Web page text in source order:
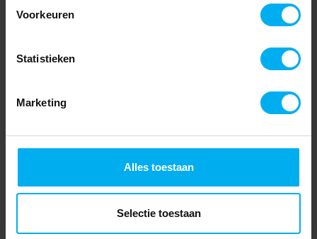
Voorkeuren
Statistieken
Marketing
Alles toestaan
Selectie toestaan